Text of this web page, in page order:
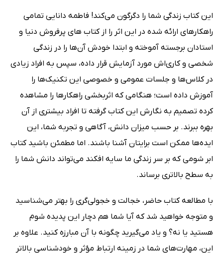
این کتاب زندگی شما را دگرگون می‌کند! فاطمه دانایی ﺗﻤﺎﻣﻰ
ﺭﺍﻫﻜﺎﺭﻫﺎﻯ ﺍﺭﺍﺋﻪ ﺷﺪﻩ ﺩﺭ این اثر ﺭﺍ ﺍﺯ ﻛﺘﺎﺏ ﻫﺎﻯ ﭘﺮﻓﺮﻭﺵ ﺩﻧﻴﺎ ﻭ
ﺍﺳﺘﺎﺩﺍﻥ ﺑﺮﺟﺴﺘﻪ ﺁﻣﻮﺧﺘﻪ ﻭ ﺍﺑﺘﺪﺍ ﺧﻮﺩش ﺁن‌ها ﺭﺍ ﺩﺭ ﺯﻧﺪﮔﻰ
ﺷﺨﺼﻰ ﻭ ﻛﺎﺭﻯ‌اش ﻣﻮﺭﺩ ﺁﺯﻣﺎﻳﺶ ﻗﺮﺍﺭ ﺩﺍﺩه، ﺳﭙﺲ ﺑﻪ ﺍﻓﺮﺍﺩ ﺯﻳﺎﺩﻯ
ﺩﺭ ﻛﻼﺱ‌ﻫﺎ ﻭ ﺟﻠﺴﺎﺕ ﻋﻤﻮﻣﻰ ﻭ ﺧﺼﻮﺻﻰ این تکنیک‌ها را
ﺁﻣﻮﺯﺵ ﺩﺍﺩﻩ ﺍست؛ هنگامی که اثربخشی راهکار‌ها ﺭﺍ مشاهده
کرده تصمیم به نگارش این کتاب گرفته تا افراد بیشتری از آن
بهره ببرند. ﺑﺮ ﺣﺴﺐ ﻣﻴﺰﺍﻥ ﺩﺍﻧﺶ، ﺁﮔﺎﻫﻰ ﻭ ﺗﺠﺮﺑﻪ ﺷﻤﺎ، ﺍﻳﻦ
ﺍﻳﺪﻩ‌ﻫﺎ ﻣﻤﻜﻦ ﺍﺳﺖ ﺑﺮﺍﻳﺘﺎﻥ ﺁﺷﻨﺎ ﺑﺎﺷﻨﺪ. اما مطمئن باشید ﻛﺘﺎﺏ
ابر شومی که بر سر زندگی ما سایه افکند ﻣﻰ‌ﺗﻮﺍﻧﺪ ﺩﺍﻧﺶ ﺷﻤﺎ ﺭﺍ
ﺑﻪ ﺳﻄﺢ ﺑﺎﻻﺗﺮﻯ ﺑﺮﺳﺎﻧﺪ.
ﺑﺎ ﻣﻄﺎﻟﻌﻪ ﻛﺘﺎﺏ حاضر، خجالت و ﺧﺠﻮﻟﻰ‌ﮔﺮﻯ ﺭﺍ ﺑﻬﺘﺮ ﻣﻰ‌ﺷﻨﺎﺳﻴﺪ
ﻭ ﻣﺘﻮﺟﻪ ﺧﻮﺍﻫﻴﺪ ﺷﺪ ﻛﻪ ﺁﻳﺎ ﺷﻤﺎ ﻫﻢ ﺩﭼﺎﺭ ﺍﻳﻦ ﭘﺪﻳﺪﻩ ﺷﻮﻡ
ﻫﺴﺘﻴﺪ ﻳﺎ ﻧﻪ؟ ﻭ ﻳﺎﺩ ﻣﻰ‌ﮔﻴﺮﻳﺪ ﭼﮕﻮﻧﻪ ﺑﺎ ﺁﻥ ﻣﺒﺎﺭﺯﻩ ﻛﻨﻴﺪ. ﻋﻼﻭﻩ ﺑﺮ
ﺍﻳﻦ، ﻣﻬﺎﺭﺕ‌ﻫﺎﻯ ﺷﻤﺎ ﺩﺭ ﺯﻣﻴﻨﻪ ﺍﺭﺗﺒﺎﻁ ﻣﺆﺛﺮ ﻭ ﺧﻮﺩﺷﻨﺎﺳﻰ ﺑﺎﻻﺗﺮ